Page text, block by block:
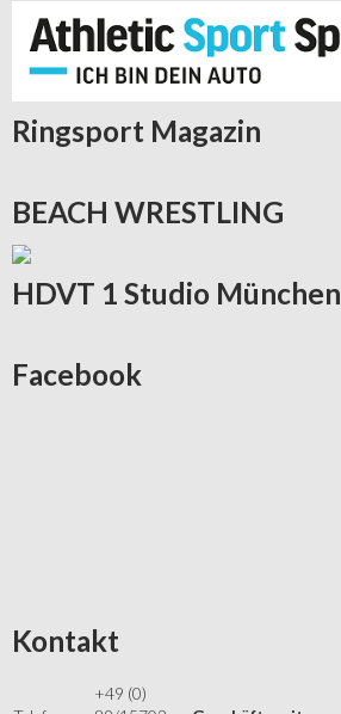
Ringsport Magazin
BEACH WRESTLING
HDVT 1 Studio München
Facebook
Kontakt
+49 (0)